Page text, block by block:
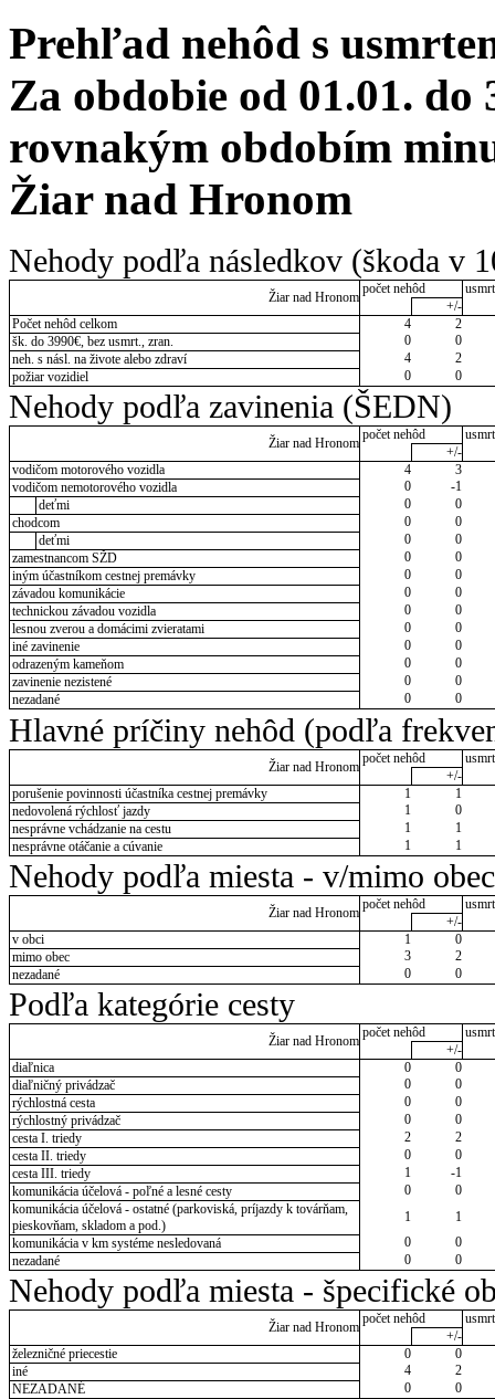
Prehľad nehôd s
Za obdobie od 01.01. do
rovnakým obdobím
Žiar nad Hronom
Nehody podľa následkov (škoda v
Žiar nad Hronom
počet nehôd
+/-
Počet nehôd celkom
4
2
šk. do 3990€, bez usmrt., zran.
0
0
neh. s násl. na živote alebo zdraví
4
2
požiar vozidiel
0 0
Nehody podľa zavinenia (ŠEDN)
Žiar nad Hronom
počet nehôd
+/-
vodičom motorového vozidla
4
3
vodičom nemotorového vozidla
0
-1
deťmi
0
0
chodcom
0
0
deťmi
0
0
zamestnancom SŽD
0
0
iným účastníkom cestnej premávky
0
0
závadou komunikácie
0
0
technickou závadou vozidla
0
0
lesnou zverou a domácimi zvieratami
0
0
iné zavinenie
0
0
odrazeným kameňom
0
0
zavinenie nezistené
0
0
nezadané
0 0
Hlavné príčiny nehôd (podľa
Žiar nad Hronom
počet nehôd
+/-
porušenie povinnosti účastníka cestnej premávky
1
1
nedovolená rýchlosť jazdy
1
0
nesprávne vchádzanie na cestu
1
1
nesprávne otáčanie a cúvanie
1 1
Nehody podľa miesta - v/mimo obec
Žiar nad Hronom
počet nehôd
+/-
v obci
1
0
mimo obec
3
2
nezadané
0 0
Podľa kategórie cesty
Žiar nad Hronom
počet nehôd
+/-
diaľnica
0
0
diaľničný privádzač
0
0
rýchlostná cesta
0
0
rýchlostný privádzač
0
0
cesta I. triedy
2
2
cesta II. triedy
0
0
cesta III. triedy
1
-1
komunikácia účelová - poľné a lesné cesty
0
0
komunikácia účelová - ostatné (parkoviská, príjazdy k továrňam,
pieskovňam, skladom a pod.)
1
1
komunikácia v km systéme nesledovaná
0
0
nezadané
0 0
Nehody podľa miesta - špecifické
Žiar nad Hronom
počet nehôd
+/-
železničné priecestie
0
0
iné
4
2
NEZADANÉ
0 0